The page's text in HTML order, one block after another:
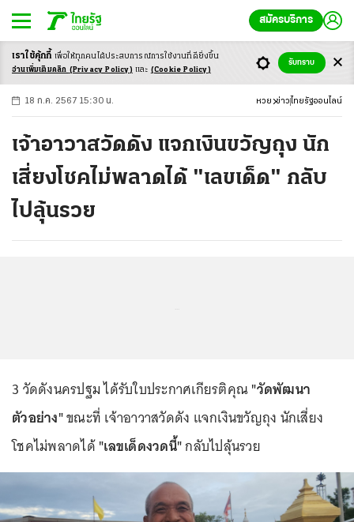
สมัครบริการ
-ก ก ก+
18 ก.ค. 2567 15:30 น. หวย ข่าว ไทยรัฐออนไลน์
เจ้าอาวาสวัดดัง แจกเงินขวัญถุง นัก
เสี่ยงโชคไม่พลาดได้ "เลขเด็ด" กลับ
ไปลุ้นรวย
3 วัดดังนครปฐม ได้รับใบประกาศเกียรติคุณ"วัดพัฒนา
ตัวอย่าง"ขณะที่ เจ้าอาวาสวัดดัง แจกเงินขวัญถุง นักเสี่ยง
โชคไม่พลาดได้"เลขเด็ดงวดนี้"กลับไปลุ้นรวย
เราใช้คุ้กกี้ เพื่อให้ทุกคนได้ประสบการณ์การใช้งานที่ดียิ่งขึ้น
อ่านเพิ่มเติมคลิก (Privacy Policy) และ (Cookie Policy)
รับทราบ